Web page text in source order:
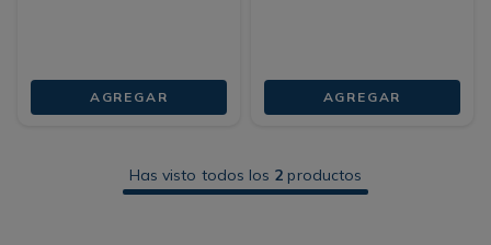
AGREGAR AGREGAR
Has visto todos los 2 productos